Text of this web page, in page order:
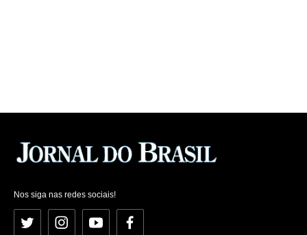
Nos siga nas redes sociais!
Twitter InstagramYouTubeFacebook